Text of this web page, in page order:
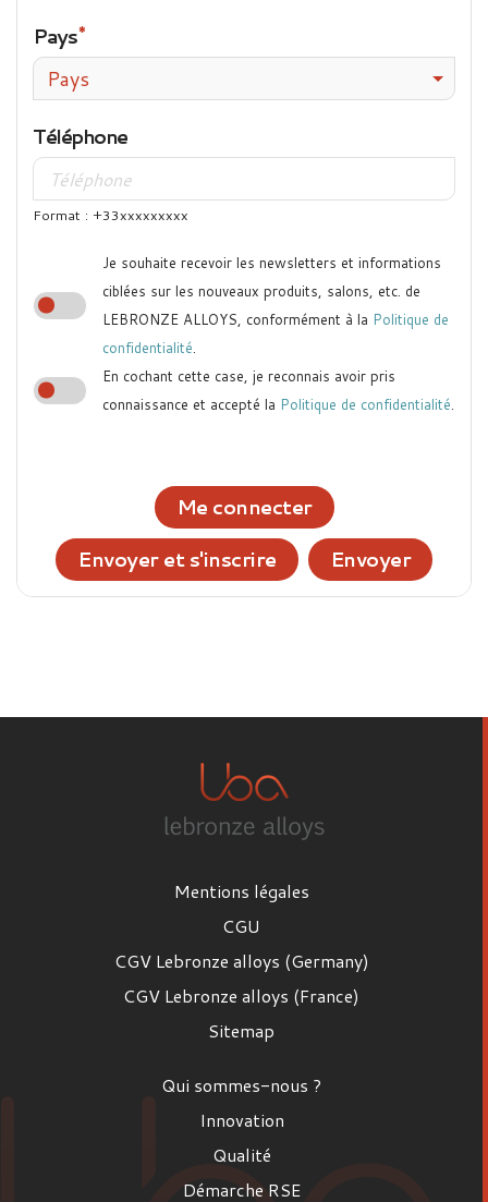
Pays
Pays
Téléphone
Format : +33xxxxxxxxx
Je souhaite recevoir les newsletters et informations
ciblées sur les nouveaux produits, salons, etc. de
LEBRONZE ALLOYS, conformément à la Politique de
confidentialité.
En cochant cette case, je reconnais avoir pris
connaissance et accepté la Politique de confidentialité.
Me connecter
Envoyer et s'inscrire
Envoyer
Mentions légales
CGU
CGV Lebronze alloys (Germany)
CGV Lebronze alloys (France)
Sitemap
Qui sommes-nous ?
Innovation
Qualité
Démarche RSE